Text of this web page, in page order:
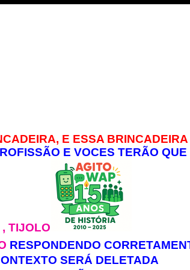
E ESSA
E VOCES TERÃO
TIJOLO
RESPONDENDO
SERÁ DELETADA